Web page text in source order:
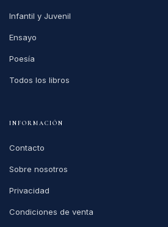
Infantil y Juvenil
Ensayo
Poesía
Todos los libros
INFORMACIÓN
Contacto
Sobre nosotros
Privacidad
Condiciones de venta